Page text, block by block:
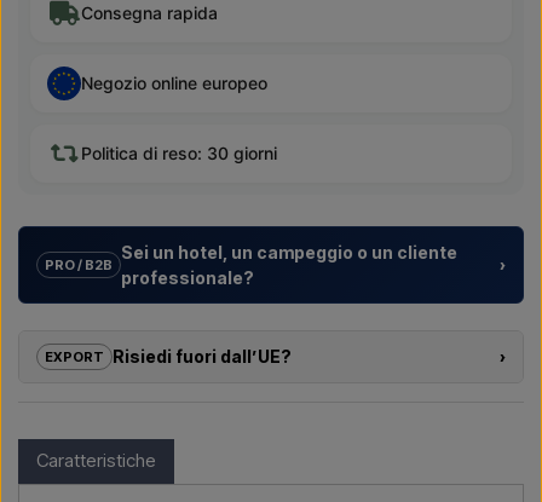
Consegna rapida
Negozio online europeo
Politica di reso: 30 giorni
PRO / B2B
Sei un hotel, un campeggio o un cliente
professionale?
›
immobiliari con
dalla scelta del modello alla corretta installazione.
grande? Contattaci – rispondiamo rapidamente.
Scrivici → Chiamaci →
EXPORT Risiedi fuori dall’UE?
›
webshop. Puoi invece contattarci e ricevere un prezzo con
consegna e, se necessario, documenti doganali.
Caratteristiche